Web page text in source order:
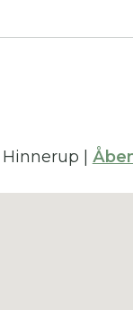
græsser
med bla.
i 4 bede
natur med bla.
Hinnerup |